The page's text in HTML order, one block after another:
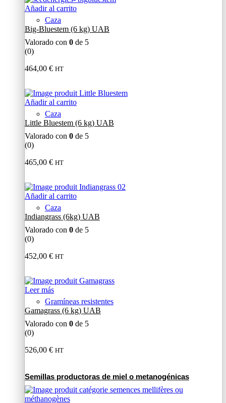
Añadir al carrito
Caza
Big-Bluestem (6 kg) UAB
Valorado con 0 de 5
(0)
464,00 € HT
Añadir al carrito
Caza
Little Bluestem (6 kg) UAB
Valorado con 0 de 5
(0)
465,00 € HT
Añadir al carrito
Caza
Indiangrass (6kg) UAB
Valorado con 0 de 5
(0)
452,00 € HT
Leer más
Gramíneas resistentes
Gamagrass (6 kg) UAB
Valorado con 0 de 5
(0)
526,00 € HT
Semillas productoras de miel o metanogénicas